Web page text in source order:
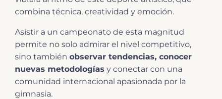
combina técnica, creatividad y emoción.
Asistir a un campeonato de esta magnitud
permite no solo admirar el nivel competitivo,
sino también observar tendencias, conocer
nuevas metodologías y conectar con una
comunidad internacional apasionada por la
gimnasia.